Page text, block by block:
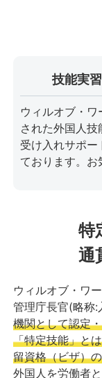
技能実
ウィルオブ・
された外国人
受け入れサポー
ております。お
特
通
ウィルオブ・ワ
管理庁長官(略称:
機関として認定
「特定技能」と
留資格（ビザ）
外国人を労働者